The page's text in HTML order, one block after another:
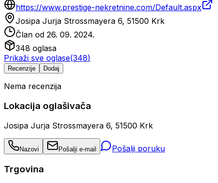
https://www.prestige-nekretnine.com/Default.aspx
Josipa Jurja Strossmayera 6, 51500 Krk
Član od 26. 09. 2024.
348 oglasa
Prikaži sve oglase(348)
Recenzije Dodaj
Nema recenzija
Lokacija oglašivača
Josipa Jurja Strossmayera 6, 51500 Krk
Nazovi Pošalji e-mail Pošalji poruku
Trgovina